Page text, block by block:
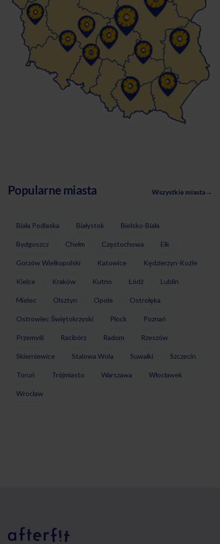
Popularne miasta Wszystkie miasta→
Biała Podlaska Białystok Bielsko-Biała
Bydgoszcz Chełm Częstochowa Ełk
Gorzów Wielkopolski Katowice Kędzierzyn-Koźle
Kielce Kraków Kutno Łódź Lublin
Mielec Olsztyn Opole Ostrołęka
Ostrowiec Świętokrzyski Płock Poznań
Przemyśl Racibórz Radom Rzeszów
Skierniewice Stalowa Wola Suwałki Szczecin
Toruń Trójmiasto Warszawa Włocławek
Wrocław